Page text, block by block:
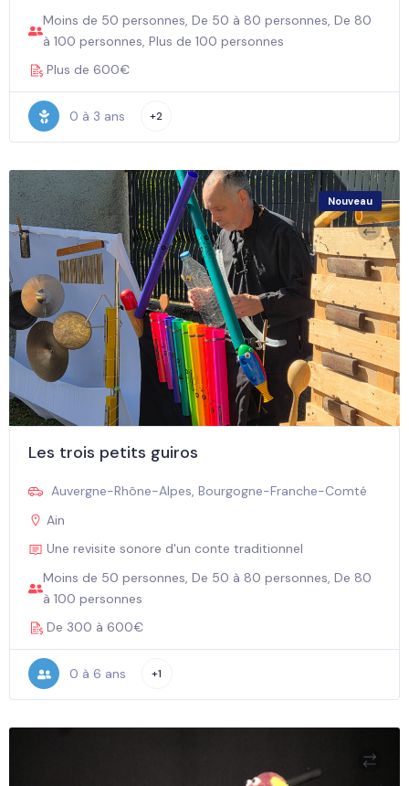
Moins de 50 personnes, De 50 à 80 personnes, De 80
à 100 personnes, Plus de 100 personnes
Plus de 600€
0 à 3 ans +2
Nouveau
Les trois petits guiros
Auvergne-Rhône-Alpes, Bourgogne-Franche-Comté
Ain
Une revisite sonore d'un conte traditionnel
Moins de 50 personnes, De 50 à 80 personnes, De 80
à 100 personnes
De 300 à 600€
0 à 6 ans +1